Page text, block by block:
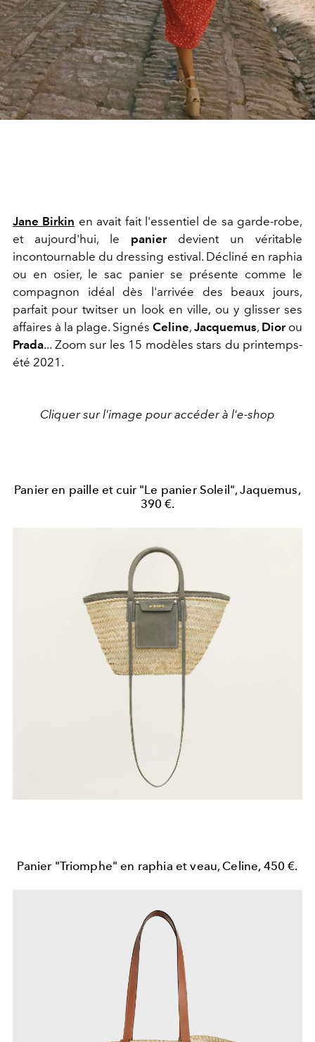
Jane Birkin en avait fait l'essentiel de sa garde-robe,
et aujourd'hui, le panierdevient un véritable
incontournable du dressing estival. Décliné en raphia
ou en osier, le sac panier se présente comme le
compagnon idéal dès l'arrivée des beaux jours,
parfait pour twitser un look en ville, ou y glisser ses
affaires à la plage. Signés Celine, Jacquemus, Diorou
Prada... Zoom sur les 15 modèles stars du printemps-
été 2021.
Cliquer sur l'image pour accéder à l'e-shop
Panier en paille et cuir "Le panier Soleil", Jaquemus,
390 €.
Panier "Triomphe" en raphia et veau, Celine, 450 €.